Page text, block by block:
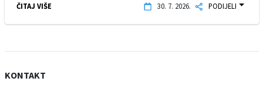
ČITAJ VIŠE 30. 7. 2026. PODIJELI
KONTAKT